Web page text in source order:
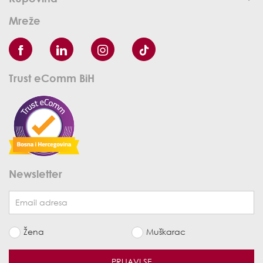
Mreže
Trust eComm BiH
Newsletter
Žena Muškarac